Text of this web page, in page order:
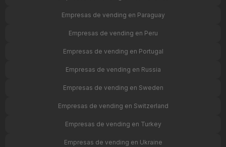
Empresas de vending en Paraguay
Empresas de vending en Peru
Empresas de vending en Portugal
Empresas de vending en Russia
Empresas de vending en Sweden
Empresas de vending en Switzerland
Empresas de vending en Turkey
Empresas de vending en Ukraine